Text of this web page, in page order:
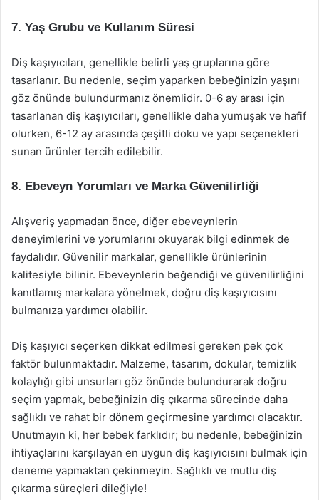
7. Yaş Grubu ve Kullanım Süresi
Diş kaşıyıcıları, genellikle belirli yaş gruplarına göre
tasarlanır. Bu nedenle, seçim yaparken bebeğinizin yaşını
göz önünde bulundurmanız önemlidir. 0-6 ay arası için
tasarlanan diş kaşıyıcıları, genellikle daha yumuşak ve hafif
olurken, 6-12 ay arasında çeşitli doku ve yapı seçenekleri
sunan ürünler tercih edilebilir.
8. Ebeveyn Yorumları ve Marka Güvenilirliği
Alışveriş yapmadan önce, diğer ebeveynlerin
deneyimlerini ve yorumlarını okuyarak bilgi edinmek de
faydalıdır. Güvenilir markalar, genellikle ürünlerinin
kalitesiyle bilinir. Ebeveynlerin beğendiği ve güvenilirliğini
kanıtlamış markalara yönelmek, doğru diş kaşıyıcısını
bulmanıza yardımcı olabilir.
Diş kaşıyıcı seçerken dikkat edilmesi gereken pek çok
faktör bulunmaktadır. Malzeme, tasarım, dokular, temizlik
kolaylığı gibi unsurları göz önünde bulundurarak doğru
seçim yapmak, bebeğinizin diş çıkarma sürecinde daha
sağlıklı ve rahat bir dönem geçirmesine yardımcı olacaktır.
Unutmayın ki, her bebek farklıdır; bu nedenle, bebeğinizin
ihtiyaçlarını karşılayan en uygun diş kaşıyıcısını bulmak için
deneme yapmaktan çekinmeyin. Sağlıklı ve mutlu diş
çıkarma süreçleri dileğiyle!